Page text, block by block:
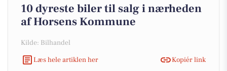
10 dyreste biler til salg i nærheden
af Horsens Kommune
Kilde: Bilhandel
Læs hele artiklen her
Kopiér link